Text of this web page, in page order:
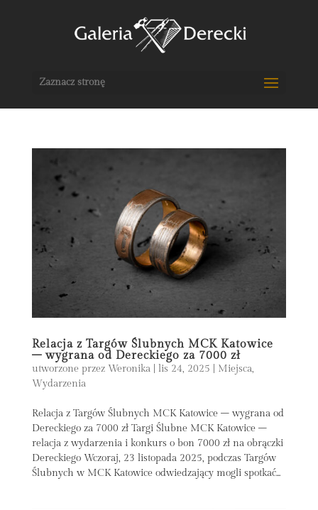
Zaznacz stronę
Relacja z Targów Ślubnych MCK Katowice
– wygrana od Dereckiego za 7000 zł
utworzone przez Weronika| lis 24, 2025 Miejsca,
Wydarzenia
Relacja z Targów Ślubnych MCK Katowice – wygrana od
Dereckiego za 7000 zł Targi Ślubne MCK Katowice –
relacja z wydarzenia i konkurs o bon 7000 zł na obrączki
Dereckiego Wczoraj, 23 listopada 2025, podczas Targów
Ślubnych w MCK Katowice odwiedzający mogli spotkać...